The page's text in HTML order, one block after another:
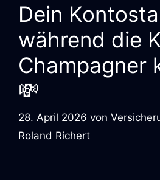
Dein
während die
Champagner
💸
28. April 2026 von
Roland Richert